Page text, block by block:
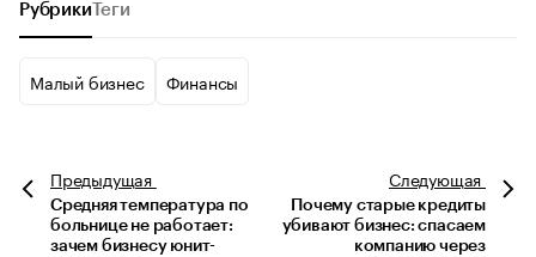
Рубрики Теги
Малый бизнес Финансы
Предыдущая
Средняя температура по
больнице не работает:
зачем бизнесу юнит-
Следующая
Почему старые кредиты
убивают бизнес: спасаем
компанию через